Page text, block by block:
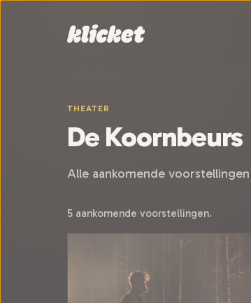
THEATER
De Koornbeurs
Alle aankomende
5 aankomende voorstellingen.